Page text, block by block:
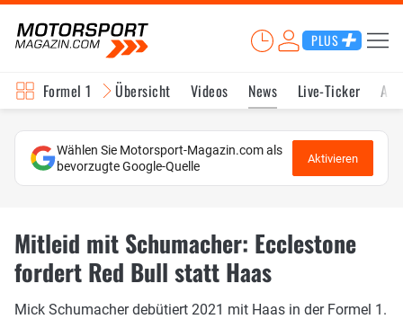
PLUS
Formel 1 Übersicht Videos News Live-Ticker
Wählen Sie Motorsport-Magazin.com als
bevorzugte Google-Quelle
Aktivieren
Mitleid mit Schumacher: Ecclestone
fordert Red Bull statt Haas
Mick Schumacher debütiert 2021 mit Haas in der Formel 1.